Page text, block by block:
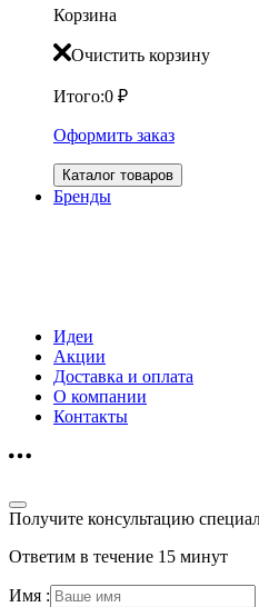
Корзина
Очистить корзину
Итого:0 ₽
Оформить заказ
Каталог товаров
Бренды
Идеи
Акции
Доставка и оплата
О компании
Контакты
Получите консультацию
Ответим в течение 15 минут
Имя :